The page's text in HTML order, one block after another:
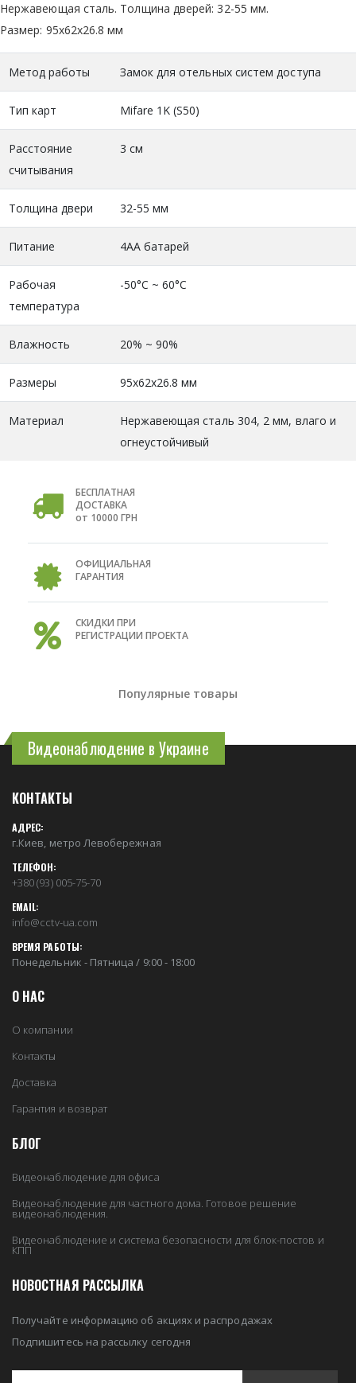
Нержавеющая сталь. Толщина дверей: 32-55 мм.
Размер: 95x62x26.8 мм
Метод работы Замок для отельных систем доступа
Тип карт Mifare 1K (S50)
Расстояние
считывания
3 см
Толщина двери 32-55 мм
Питание 4AА батарей
Рабочая
температура
-50°С ~ 60°С
Влажность 20% ~ 90%
Размеры 95x62x26.8 мм
Материал
Нержавеющая сталь 304, 2 мм, влаго и
огнеустойчивый
БЕСПЛАТНАЯ
ДОСТАВКА
от 10000 ГРН
ОФИЦИАЛЬНАЯ
ГАРАНТИЯ
СКИДКИ ПРИ
РЕГИСТРАЦИИ ПРОЕКТА
Популярные товары
Видеонаблюдение в Украине
КОНТАКТЫ
АДРЕС:
г.Киев, метро Левобережная
ТЕЛЕФОН:
+380 (93) 005-75-70
EMAIL:
info@cctv-ua.com
ВРЕМЯ РАБОТЫ:
Понедельник - Пятница / 9:00 - 18:00
О НАС
О компании
Контакты
Доставка
Гарантия и возврат
БЛОГ
Видеонаблюдение для офиса
Видеонаблюдение для частного дома. Готовое решение
видеонаблюдения.
Видеонаблюдение и система безопасности для блок-постов и
КПП
НОВОСТНАЯ РАССЫЛКА
Получайте информацию об акциях и распродажах
Подпишитесь на рассылку сегодня